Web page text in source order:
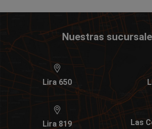
Nuestras
Lira 650
Lira 819 Las